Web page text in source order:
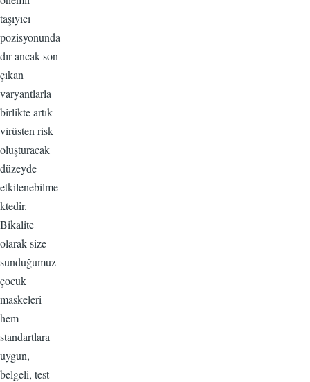
taşıyıcı
pozisyonunda
dır ancak son
çıkan
varyantlarla
birlikte artık
virüsten risk
oluşturacak
düzeyde
etkilenebilme
ktedir.
Bikalite
olarak size
sunduğumuz
çocuk
maskeleri
hem
standartlara
uygun,
belgeli, test